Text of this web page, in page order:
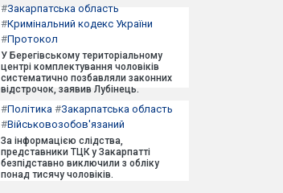
#Закарпатська область
#Кримінальний кодекс України
#Протокол
У Берегівському територіальному
центрі комплектування чоловіків
систематично позбавляли законних
відстрочок, заявив Лубінець.
#Політика #Закарпатська область
#Військовозобов'язаний
За інформацією слідства,
представники ТЦК у Закарпатті
безпідставно виключили з обліку
понад тисячу чоловіків.